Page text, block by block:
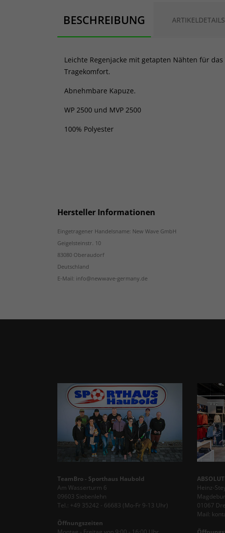
BESCHREIBUNG ARTIKELDETAILS
Leichte Regenjacke mit getapten Nähten für
Tragekomfort.
Abnehmbare Kapuze.
WP 2500 und MVP 2500
100% Polyester
Hersteller Informationen
Eingetragener Handelsname: New Wave GmbH
Geigelsteinstr. 10
83080 Oberaudorf
Deutschland
E-Mail: info@newwave-germany.de
TeamBro - Sporthaus Haubold
Am Wasserturm 6
09603 Siebenlehn
Tel.: +49 35242 - 66683 (Mo-Fr 9-13 Uhr)
Öffnungszeiten
Heinz-
01067
Mail: